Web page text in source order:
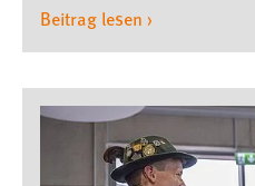
Beitrag lesen ›